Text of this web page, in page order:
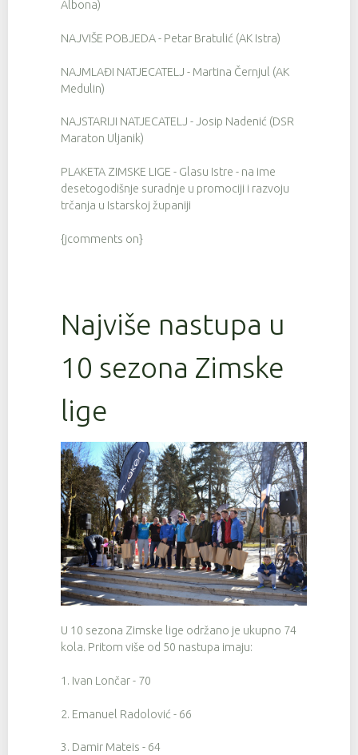
Albona)
NAJVIŠE POBJEDA - Petar Bratulić (AK Istra)
NAJMLAĐI NATJECATELJ - Martina Černjul (AK
Medulin)
NAJSTARIJI NATJECATELJ - Josip Nadenić (DSR
Maraton Uljanik)
PLAKETA ZIMSKE LIGE - Glasu Istre - na ime
desetogodišnje suradnje u promociji i razvoju
trčanja u Istarskoj županiji
{jcomments on}
Najviše nastupa u
10 sezona Zimske
lige
U 10 sezona Zimske lige održano je ukupno 74
kola. Pritom više od 50 nastupa imaju:
1. Ivan Lončar - 70
2. Emanuel Radolović - 66
3. Damir Mateis - 64